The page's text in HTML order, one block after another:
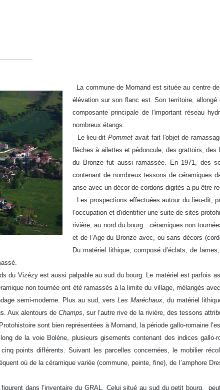
La commune de Mornand est située au centre
élévation sur son flanc est. Son territoire,
composante principale de l'important réseau
nombreux étangs.
Le lieu-ditPommet avait fait l'objet de
flèches à ailettes et pédoncule, des grattoirs,
du Bronze fut aussi ramassée. En 1971, des
contenant de nombreux tessons de céramiques
anse avec un décor de cordons digités a pu être
Les prospections effectuées autour du lieu-dit,
l’occupation et d'identifier une suite de sites
rivière, au nord du bourg : céramiques non
et de l’Age du Bronze avec, ou sans décors
Du matériel lithique, composé d’éclats, de
du Vizézy est aussi palpable au sud du bourg. Le matériel est parfois
non tournée ont été ramassés à la limite du village, mélangés
semi-moderne. Plus au sud, vers Les Maréchaux, du matériel
Aux alentours de Champs, sur l’autre rive de la rivière, des tessons
sont bien représentées à Mornand, la période gallo-romaine
de la voie Bolène, plusieurs gisements contenant des indices
points différents. Suivant les parcelles concernées, le mobilier
où de la céramique variée (commune, peinte, fine), de l’amphore
dans l’inventaire du GRAL. Celui situé au sud du petit bourg,